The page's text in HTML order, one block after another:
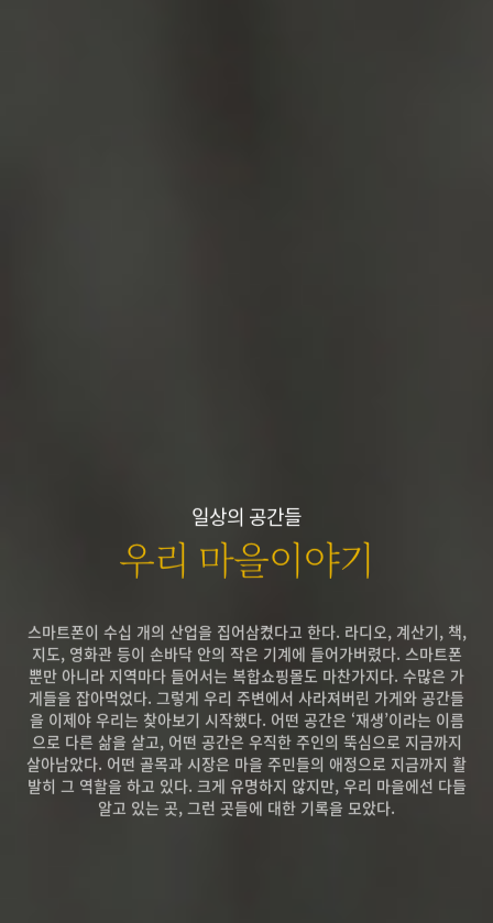
일상의 공간들
우리 마을이야기
스마트폰이 수십 개의 산업을 집어삼켰다고 한다. 라디오, 계산기, 책,
지도, 영화관 등이 손바닥 안의 작은 기계에 들어가버렸다. 스마트폰
뿐만 아니라 지역마다 들어서는 복합쇼핑몰도 마찬가지다. 수많은 가
게들을 잡아먹었다. 그렇게 우리 주변에서 사라져버린 가게와 공간들
을 이제야 우리는 찾아보기 시작했다. 어떤 공간은 ‘재생’이라는 이름
으로 다른 삶을 살고, 어떤 공간은 우직한 주인의 뚝심으로 지금까지
살아남았다. 어떤 골목과 시장은 마을 주민들의 애정으로 지금까지 활
발히 그 역할을 하고 있다. 크게 유명하지 않지만, 우리 마을에선 다들
알고 있는 곳, 그런 곳들에 대한 기록을 모았다.